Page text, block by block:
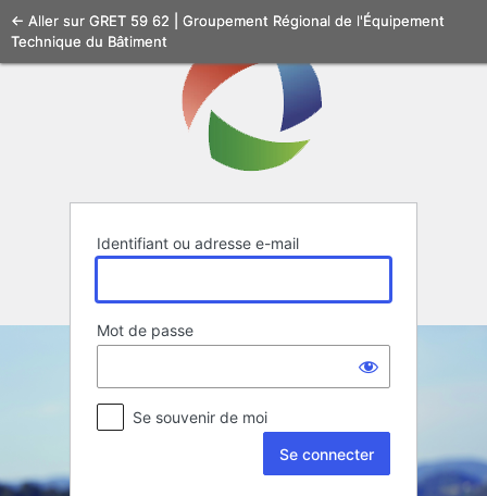
Se
connecter
Identifiant ou adresse e-mail
Mot de passe
Se souvenir de moi
← Aller sur GRET 59 62 | Groupement Régional de l'Équipement
Technique du Bâtiment